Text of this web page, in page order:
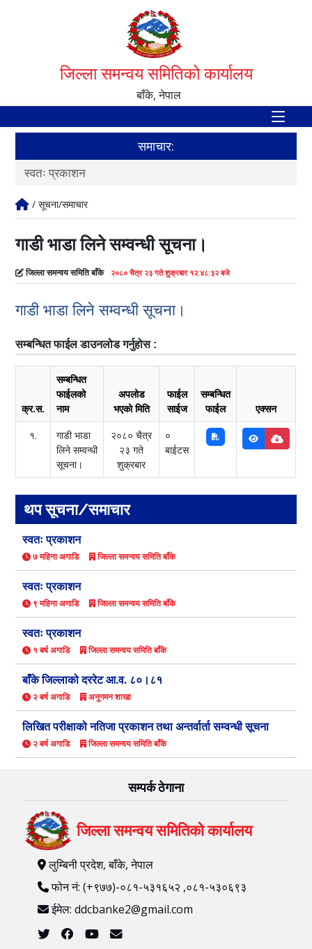
जिल्ला समन्वय समितिको कार्यालय
बाँके, नेपाल
समाचार:
स्वतः प्रकाशन
/ सूचना/समाचार
गाडी भाडा लिने सम्वन्धी सूचना।
जिल्ला समन्वय समिति बाँके २०८० चैत्र २३ गते शुक्रबार १२:४८:३२ बजे
गाडी भाडा लिने सम्वन्धी सूचना।
सम्बन्धित फाईल डाउनलोड गर्नुहोस :
क्र.स.
सम्बन्धित
फाईलको
नाम
अपलोड
भएको मिति
फाईल
साईज
सम्बन्धित
फाईल
एक्सन
१.
गाडी भाडा
लिने सम्वन्धी
सूचना।
२०८० चैत्र
२३ गते
शुक्रबार
०
बाईटस
थप सूचना/समाचार
स्वतः प्रकाशन
७ महिना अगाडि जिल्ला समन्वय समिति बाँके
स्वतः प्रकाशन
९ महिना अगाडि जिल्ला समन्वय समिति बाँके
स्वतः प्रकाशन
१ बर्ष अगाडि जिल्ला समन्वय समिति बाँके
बाँके जिल्लाको दररेट आ.व. ८०।८१
२ बर्ष अगाडि अनुगमन शाखा
लिखित परीक्षाको नतिजा प्रकाशन तथा अन्तर्वार्ता सम्वन्धी सूचना
२ बर्ष अगाडि जिल्ला समन्वय समिति बाँके
सम्पर्क ठेगाना
जिल्ला समन्वय समितिको कार्यालय
लुम्बिनी प्रदेश, बाँके, नेपाल
फोन नं: (+९७७)-०८१-५३१६५२ ,०८१-५३०६९३
ईमेल: ddcbanke2@gmail.com